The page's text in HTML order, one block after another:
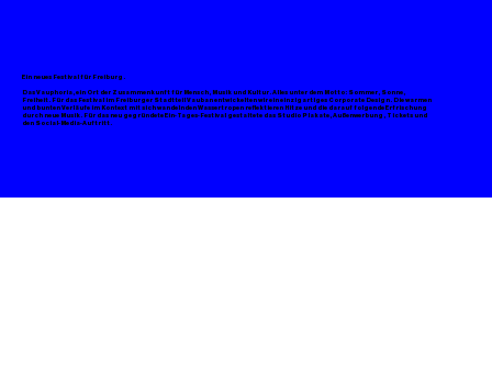
Ein neues Festival für Freiburg.
Das Vauphoria, ein Ort der Zusammenkunft für Mensch, Musik und Kultur. Alles unter dem Motto: Sommer, Sonne,
Freiheit. Für das Festival im Freiburger Stadtteil Vauban entwickelten wir ein einzigartiges Corporate Design. Die warmen
und bunten Verläufe im Kontext mit sich wandelnden Wassertropen reflektieren Hitze und die darauf folgende Erfrischung
durch neue Musik. Für das neu gegründete Ein-Tages-Festival gestaltete das Studio Plakate, Außenwerbung, Tickets und
den Social-Media-Auftritt.